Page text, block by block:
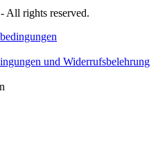
- All rights reserved.
und Widerrufsbelehrung